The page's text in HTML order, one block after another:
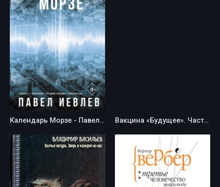
Календарь Морзе - Павел Иевлев Вакцина «Будущее». Часть 1 - Андрей Владимирович Прохоренко